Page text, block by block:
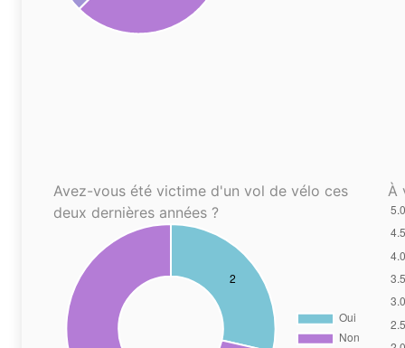
Avez-vous été victime d'un vol de vélo ces
deux dernières années ?
À